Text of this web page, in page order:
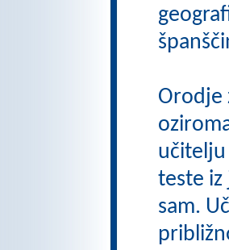
Orodje
učitelju
teste iz
sam.